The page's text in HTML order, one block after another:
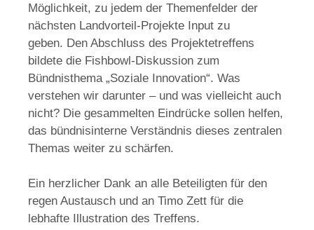
Möglichkeit, zu jedem der Themenfelder der
nächsten Landvorteil-Projekte Input zu
geben. Den Abschluss des Projektetreffens
bildete die Fishbowl-Diskussion zum
Bündnisthema „Soziale Innovation“. Was
verstehen wir darunter – und was vielleicht auch
nicht? Die gesammelten Eindrücke sollen helfen,
das bündnisinterne Verständnis dieses zentralen
Themas weiter zu schärfen.
Ein herzlicher Dank an alle Beteiligten für den
regen Austausch und an Timo Zett für die
lebhafte Illustration des Treffens.